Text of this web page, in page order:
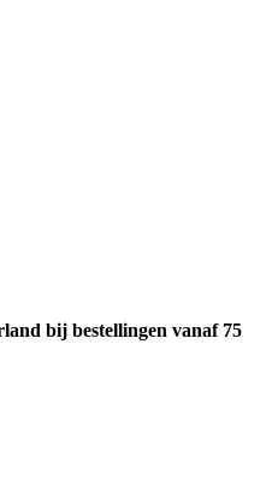
bij bestellingen vanaf 75